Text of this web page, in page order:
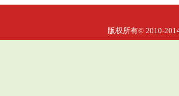
版权所有© 2010-